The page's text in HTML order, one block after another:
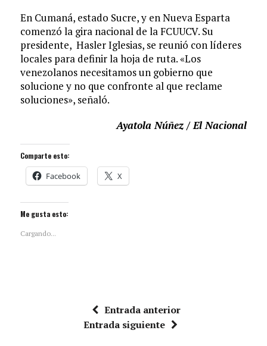
En Cumaná, estado Sucre, y en Nueva Esparta
comenzó la gira nacional de la FCUUCV. Su
presidente, Hasler Iglesias, se reunió con líderes
locales para definir la hoja de ruta. «Los
venezolanos necesitamos un gobierno que
solucione y no que confronte al que reclame
soluciones», señaló.
Ayatola Núñez / El Nacional
Comparte esto:
Facebook X
Me gusta esto:
Cargando...
Entrada anterior
Entrada siguiente